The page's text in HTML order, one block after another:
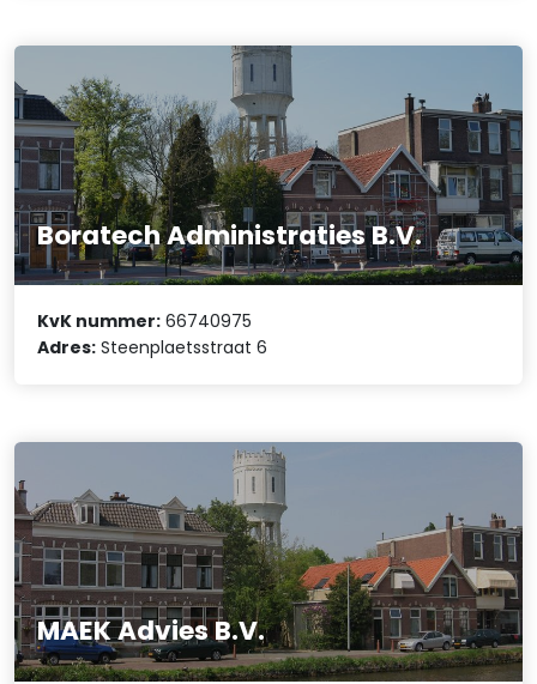
Boratech Administraties B.V.
KvK nummer: 66740975
Adres: Steenplaetsstraat 6
MAEK Advies B.V.